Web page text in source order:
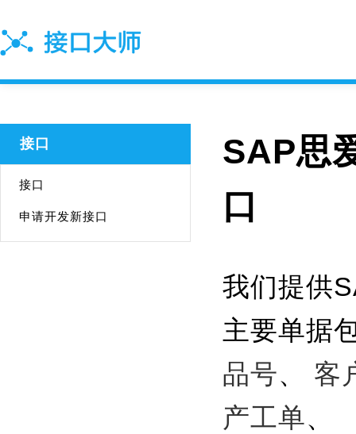
接口
接口
申请开发新接口
SAP思
口
我们提供
主要单据
品号、 客
产工单、